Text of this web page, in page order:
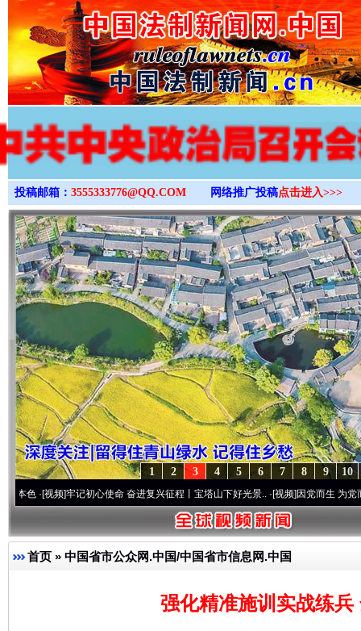
>
投稿邮箱： 3555333776@QQ.COM 网络推广投稿点击进入>>>
10
9
8
7
6
5
4
3
2
1
牢记初心使命 奋进复兴征程丨宝塔山下好光景..·[视频]因党而生 为党而战——百
首页 » 中国省市公众网.中国/中国省市信息网.中国
强化精准施训实战练